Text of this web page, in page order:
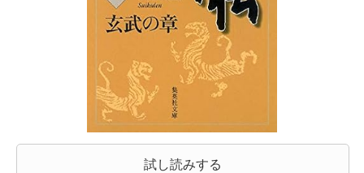
試し読みする